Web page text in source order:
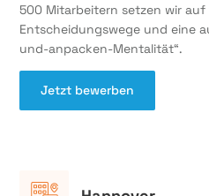
500 Mitarbeitern setzen wir
Entscheidungswege und eine
und-anpacken-Mentalität“.
Jetzt bewerben